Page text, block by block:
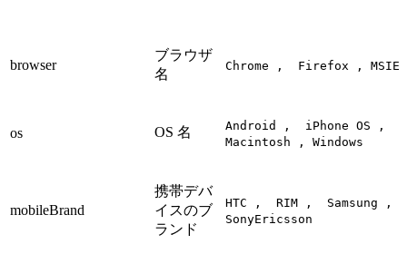
browser
ブラウザ
名
Chrome , Firefox , MSIE
os OS 名
Android , iPhone OS ,
Macintosh , Windows
mobileBrand
携帯デバ
イスのブ
ランド
HTC , RIM , Samsung ,
SonyEricsson